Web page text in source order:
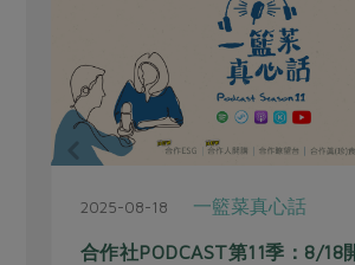
2025-08-18 一籃菜真心話
合作社PODCAST第11季：8/18